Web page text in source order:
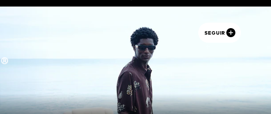
SEGUIR